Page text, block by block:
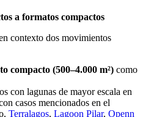
a formatos compactos
contexto dos movimientos
compacto (500–4.000 m²) como
con lagunas de mayor escala en
casos mencionados en el
Terralagos, Lagoon Pilar, Openn